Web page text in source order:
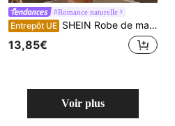
#Romance naturelle
Entrepôt UE SHEIN Robe de maternité à col rond imprimée de fleurs contrastées, manches courtes avec ceinture à la taille
13,85€
Voir plus